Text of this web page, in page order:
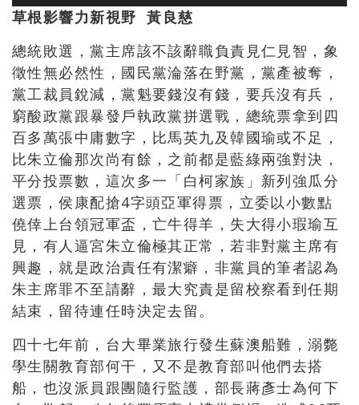
草根影響力新視野 黃良慈
總統敗選，黨主席該不該辭職負責見仁見智，象
徵性無必然性，國民黨淪落在野黨，黨產被奪，
黨工裁員銳減，黨魁要錢沒有錢，要兵沒有兵，
窮酸政黨跟暴發戶執政黨拼選戰，總統票拿到四
百多萬張中庸數字，比馬英九及韓國瑜或不足，
比朱立倫那次尚有餘，之前都是藍綠兩強對決，
平分投票數，這次多一「白柯家族」新列強瓜分
選票，侯康配搶4字頭亞軍得票，立委以小數點
僥倖上台領冠軍盃，亡牛得羊，失大得小瑕瑜互
見，有人逼宮朱立倫極其正常，若非對黨主席有
興趣，就是政治責任有潔癖，非黨員的筆者認為
朱主席罪不至請辭，最大究責是留校察看到任期
結束，留待連任時決定去留。
四十七年前，台大畢業旅行發生蘇澳船難，溺斃
學生關教育部何干，又不是教育部叫他們去搭
船，也沒派員跟團隨行監護，部長蔣彥士為何下